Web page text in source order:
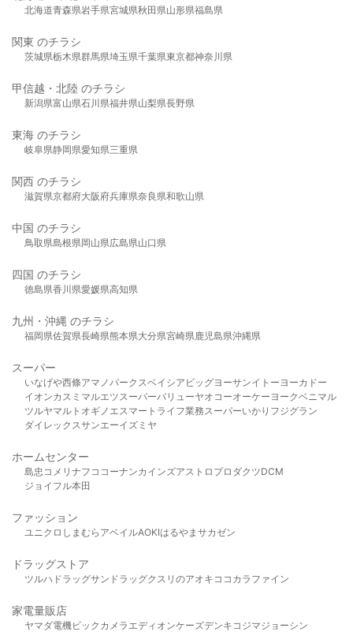
北海道青森県岩手県宮城県秋田県山形県福島県
関東 のチラシ
茨城県栃木県群馬県埼玉県千葉県東京都神奈川県
甲信越・北陸 のチラシ
新潟県富山県石川県福井県山梨県長野県
東海 のチラシ
岐阜県静岡県愛知県三重県
関西 のチラシ
滋賀県京都府大阪府兵庫県奈良県和歌山県
中国 のチラシ
鳥取県島根県岡山県広島県山口県
四国 のチラシ
徳島県香川県愛媛県高知県
九州・沖縄 のチラシ
福岡県佐賀県長崎県熊本県大分県宮崎県鹿児島県沖縄県
スーパー
いなげや西條アマノパークスベイシア ビッグヨーサンイトーヨーカドー
イオンカスミ マルエツスーパーバリューヤオコーオーケー ヨークベニマル
ツルヤマルト オギノ エスマート ライフ業務スーパーいかり フジグラン
ダイレックスサンエーイズミヤ
ホームセンター
島忠 コメリ ナフコ コーナンカインズアストロプロダクツDCM
ジョイフル本田
ファッション
ユニクロ しまむら アベイルAOKIはるやま サカゼン
ドラッグストア
ツルハドラッグサンドラッグクスリのアオキ ココカラファイン
家電量販店
ヤマダ電機ビックカメラ エディオンケーズデンキ コジマジョーシン